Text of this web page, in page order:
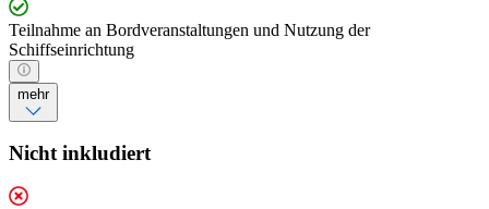
Teilnahme an Bordveranstaltungen und Nutzung der
Schiffseinrichtung
mehr
Nicht inkludiert